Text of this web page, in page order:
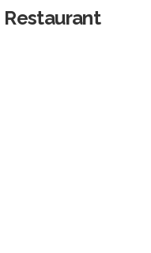
Restaurant